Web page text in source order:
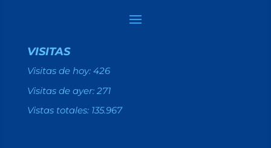
VISITAS
Visitas de hoy: 426
Visitas de ayer: 271
Vistas totales: 135.967